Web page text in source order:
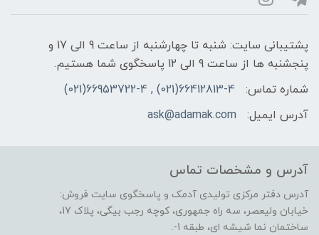
پشتیبانی سایت: شنبه تا چهارشنبه از ساعت 9 الی 17 و
پنجشنبه ها از ساعت 9 الی 12 پاسخگوی شما هستیم.
شماره تماس:
66412813-4(021) , 66953722-4(021)
آدرس ایمیل:
ask@adamak.com
آدرس و مشخصات تماس
آدرس دفتر مرکزی تولیدی آدمک و پاسخگوی سایت فروش:
خیابان ولیعصر، سه راه جمهوری، کوچه رجب بیگی، پلاک 17،
ساختمان نما شیشه ای، طبقه 1-.